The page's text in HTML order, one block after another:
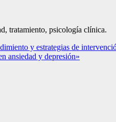
tratamiento, psicología clínica.
y estrategias de
ansiedad y depresión»